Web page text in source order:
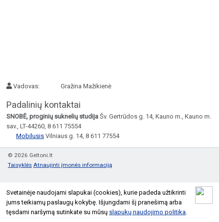
Svetainėje naudojami slapukai (cookies), kurie padeda užtikrinti
jums teikiamų paslaugų kokybę. Išjungdami šį pranešimą arba
tęsdami naršymą sutinkate su mūsų slapukų naudojimo politika
Vadovas: Gražina Mažikienė
Padalinių kontaktai
SNOBĖ, proginių suknelių studija Šv. Gertrūdos g. 14, Kauno m., Kauno m.
sav., LT-44260, 8 611 75554
Mobilusis Vilniaus g. 14, 8 611 77554
© 2026 Geltoni.lt
Taisyklės Atnaujinti įmonės informaciją